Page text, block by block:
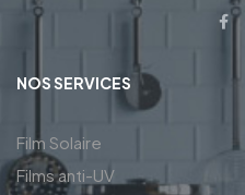
NOS SERVICES
Film Solaire
Films anti-UV